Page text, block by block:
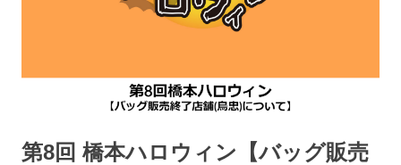
第8回 橋本ハロウィン【バッグ販売